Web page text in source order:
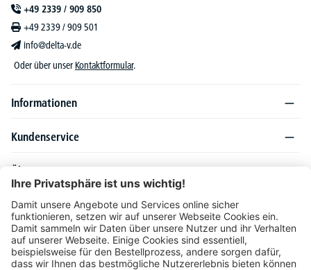
+49 2339 / 909 850
+49 2339 / 909 501
info@delta-v.de
Oder über unser Kontaktformular.
Informationen
Kundenservice
Über DELTA-V
Produktsortiment
Ratgeber